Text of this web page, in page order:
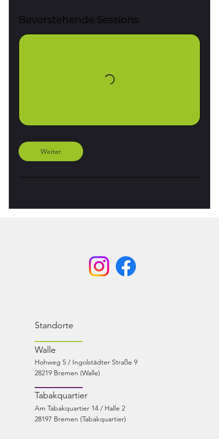
Bevorstehende Sessions
Weiter
Standorte
Walle
Hohweg 5 / Ingolstädter Straße 9
28219 Bremen (Walle)
Tabakquartier
Am Tabakquartier 14 / Halle 2
28197 Bremen (Tabakquartier)